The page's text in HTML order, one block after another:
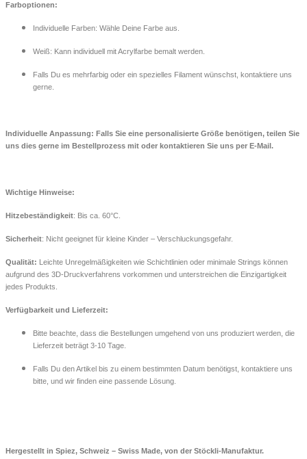
Farboptionen:
Individuelle Farben: Wähle Deine Farbe aus.
Weiß: Kann individuell mit Acrylfarbe bemalt werden.
Falls Du es mehrfarbig oder ein spezielles Filament wünschst, kontaktiere uns
gerne.
Individuelle Anpassung: Falls Sie eine personalisierte Größe benötigen, teilen Sie
uns dies gerne im Bestellprozess mit oder kontaktieren Sie uns per E-Mail.
Wichtige Hinweise:
Hitzebeständigkeit: Bis ca. 60°C.
Sicherheit: Nicht geeignet für kleine Kinder – Verschluckungsgefahr.
Qualität: Leichte Unregelmäßigkeiten wie Schichtlinien oder minimale Strings können
aufgrund des 3D-Druckverfahrens vorkommen und unterstreichen die Einzigartigkeit
jedes Produkts.
Verfügbarkeit und Lieferzeit:
Bitte beachte, dass die Bestellungen umgehend von uns produziert werden, die
Lieferzeit beträgt 3-10 Tage.
Falls Du den Artikel bis zu einem bestimmten Datum benötigst, kontaktiere uns
bitte, und wir finden eine passende Lösung.
Hergestellt in Spiez, Schweiz – Swiss Made, von der Stöckli-Manufaktur.